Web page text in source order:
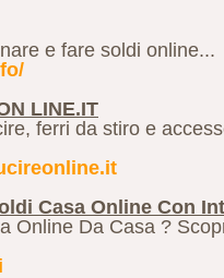
e fare soldi online...
LINE.IT
ferri da stiro e
Casa Online Con
Online Da Casa ?